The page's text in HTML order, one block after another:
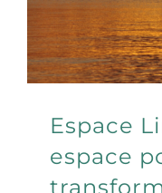
Espace
espace